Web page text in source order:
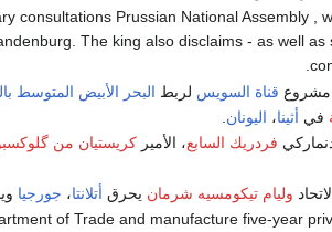
consultations Prussian National Assembly ,
The king also disclaims - as well
مشروع قناة السويس لربط البحر الأبيض المتوسط
في أثينا، اليونان
فردريك السابع، الأميركريستيان من
وليام تيكومسيه شرمان يحرق أتلانتا، جورجيا
of Trade and manufacture five-year